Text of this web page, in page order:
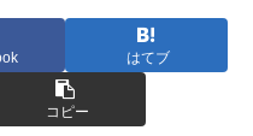
はてブ
コピー